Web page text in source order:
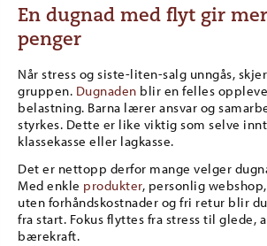
En dugnad med flyt gir
penger
Når stress og siste-liten-salg unngås,
gruppen. Dugnaden blir en felles
belastning. Barna lærer ansvar og
styrkes. Dette er like viktig som selve
klassekasse eller lagkasse.
Det er nettopp derfor mange velger
Med enkle produkter, personlig
uten forhåndskostnader og fri retur blir
fra start. Fokus flyttes fra stress til glede,
bærekraft.